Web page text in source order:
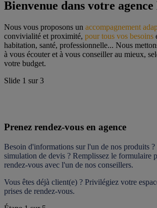
Bienvenue dans votre
Nous vous proposons un accompagnement
convivialité et proximité, pour tous vos besoins
habitation, santé, professionnelle... Nous
à vous écouter et à vous conseiller au mieux,
votre budget.
Slide 1 sur3
Prenez rendez-vous en agence
Besoin d'informations sur l'un de nos produits
simulation de devis ? Remplissez le formulaire
rendez-vous avec l'un de nos conseillers.
Vous êtes déjà client(e) ? Privilégiez votre
prises de rendez-vous.